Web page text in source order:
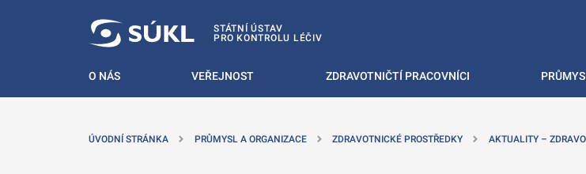
STÁTNÍ ÚSTAV
PRO KONTROLU LÉČIV
O NÁS VEŘEJNOST ZDRAVOTNIČTÍ PRACOVNÍCI
ÚVODNÍ STRÁNKA PRŮMYSL A ORGANIZACE ZDRAVOTNICKÉ PROSTŘEDKY AKTUALITY –